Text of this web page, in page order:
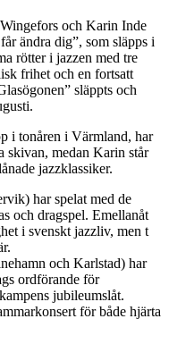
och Karin Inde
ändra dig”, som släpps i
rötter i jazzen med tre
frihet och en fortsatt
släppts och
i tonåren i Värmland, har
skivan, medan Karin står
jazzklassiker.
har spelat med de
och dragspel. Emellanåt
i svenskt jazzliv, men t
och Karlstad) har
ordförande för
jubileumslåt.
för både hjärta